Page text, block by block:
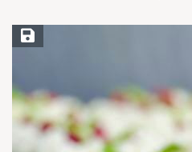
Save Recipe